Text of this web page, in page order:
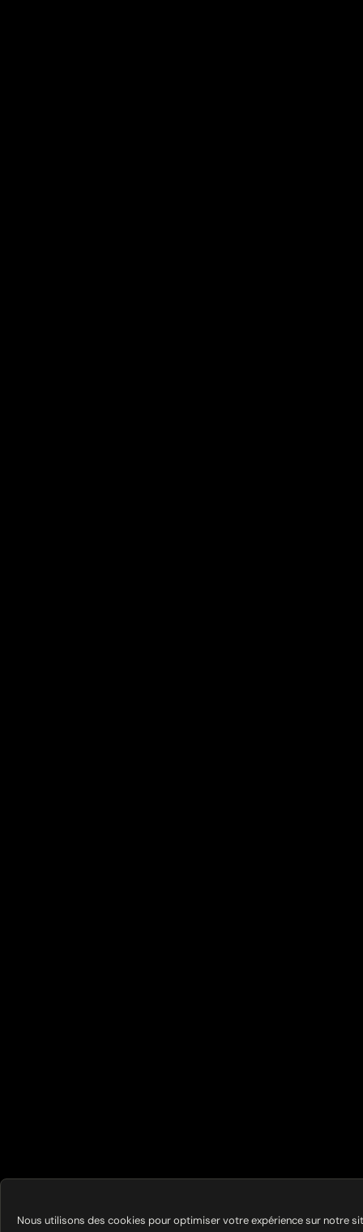
Nous utilisons des cookies pour optimiser votre expérience sur notre